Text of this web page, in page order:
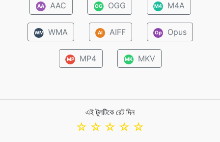
AA AAC OG OGG M4 M4A
WM WMA AI AIFF Op Opus
MP MP4 MK MKV
এই টুলটিকে রেট দিন
☆
☆
☆
☆
☆